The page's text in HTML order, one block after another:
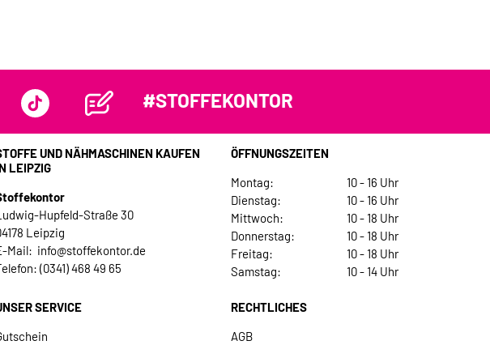
#STOFFEKONTOR
UND NÄHMASCHINEN KAUFEN
LEIPZIG
Hupfeld-Straße 30
Leipzig
Mail: info@stoffekontor.de
(0341) 468 49 65
ÖFFNUNGSZEITEN
Montag:
10 - 16 Uhr
Dienstag:
10 - 16 Uhr
Mittwoch:
10 - 18 Uhr
Donnerstag:
10 - 18 Uhr
Freitag:
10 - 18 Uhr
Samstag:
10 - 14 Uhr
SERVICE
RECHTLICHES
AGB